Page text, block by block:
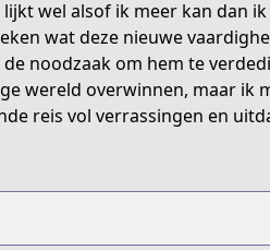
wo-saikyou-skill-de-otosu-
wel alsof ik meer kan dan
wat deze nieuwe
noodzaak om hem te
wereld overwinnen, maar ik
reis vol verrassingen en